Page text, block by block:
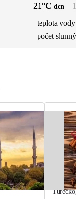
21°C den 11
teplota vody
počet
Turecko,